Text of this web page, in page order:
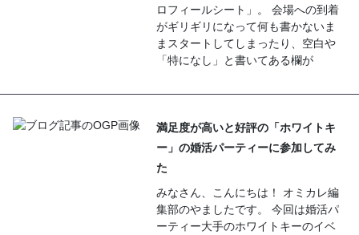
ロフィールシート」。 会場への到着
がギリギリになって何も書かないま
まスタートしてしまったり、空白や
「特になし」と書いてある欄が
満足度が高いと好評の「ホワイトキ
ー」の婚活パーティーに参加してみ
た
みなさん、こんにちは！ オミカレ編
集部のやましたです。 今回は婚活パ
ーティー大手のホワイトキーのイベ